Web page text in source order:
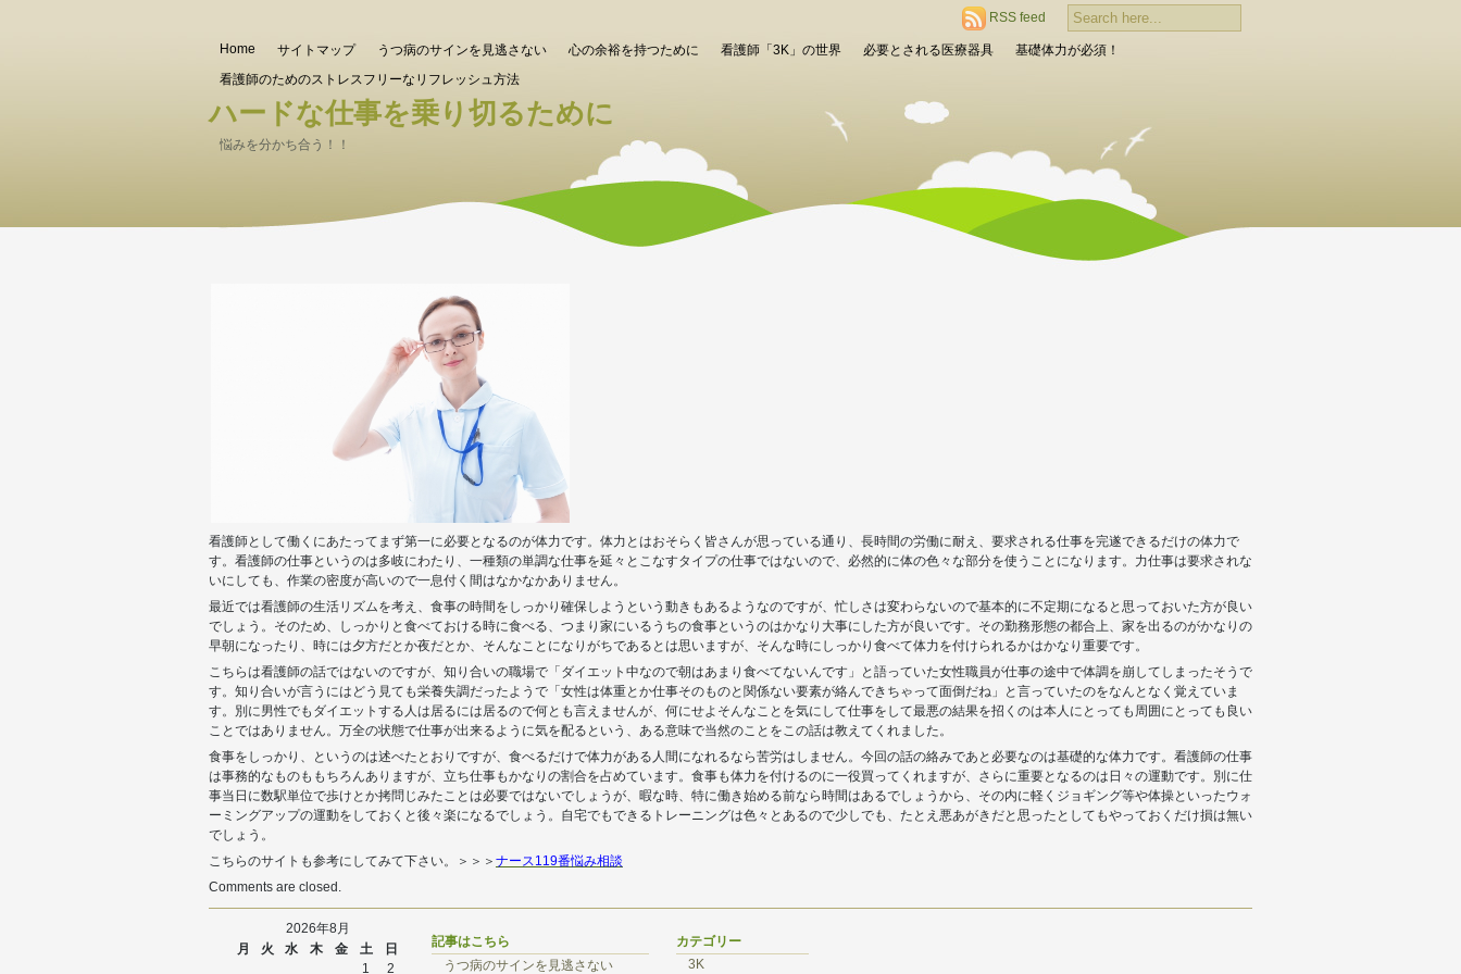
RSS feed
Home サイトマップ うつ病のサインを見逃さない 心の余裕を持つために 看護師「3K」の世界 必要とされる医療器具
基礎体力が必須！
看護師のためのストレスフリーなリフレッシュ方法
ハードな仕事を乗り切るために
悩みを分かち合う！！
看護師として働くにあたってまず第一に必要となるのが体力です。体力とはおそらく皆さんが思っている通り、長時間の労働に耐え、要求される仕事を完遂できるだけの体力で
す。看護師の仕事というのは多岐にわたり、一種類の単調な仕事を延々とこなすタイプの仕事ではないので、必然的に体の色々な部分を使うことになります。力仕事は要求されな
いにしても、作業の密度が高いので一息付く間はなかなかありません。
最近では看護師の生活リズムを考え、食事の時間をしっかり確保しようという動きもあるようなのですが、忙しさは変わらないので基本的に不定期になると思っておいた方が良い
でしょう。そのため、しっかりと食べておける時に食べる、つまり家にいるうちの食事というのはかなり大事にした方が良いです。その勤務形態の都合上、家を出るのがかなりの
早朝になったり、時には夕方だとか夜だとか、そんなことになりがちであるとは思いますが、そんな時にしっかり食べて体力を付けられるかはかなり重要です。
こちらは看護師の話ではないのですが、知り合いの職場で「ダイエット中なので朝はあまり食べてないんです」と語っていた女性職員が仕事の途中で体調を崩してしまったそうで
す。知り合いが言うにはどう見ても栄養失調だったようで「女性は体重とか仕事そのものと関係ない要素が絡んできちゃって面倒だね」と言っていたのをなんとなく覚えていま
す。別に男性でもダイエットする人は居るには居るので何とも言えませんが、何にせよそんなことを気にして仕事をして最悪の結果を招くのは本人にとっても周囲にとっても良い
ことではありません。万全の状態で仕事が出来るように気を配るという、ある意味で当然のことをこの話は教えてくれました。
食事をしっかり、というのは述べたとおりですが、食べるだけで体力がある人間になれるなら苦労はしません。今回の話の絡みであと必要なのは基礎的な体力です。看護師の仕事
は事務的なものももちろんありますが、立ち仕事もかなりの割合を占めています。食事も体力を付けるのに一役買ってくれますが、さらに重要となるのは日々の運動です。別に仕
事当日に数駅単位で歩けとか拷問じみたことは必要ではないでしょうが、暇な時、特に働き始める前なら時間はあるでしょうから、その内に軽くジョギング等や体操といったウォ
ーミングアップの運動をしておくと後々楽になるでしょう。自宅でもできるトレーニングは色々とあるので少しでも、たとえ悪あがきだと思ったとしてもやっておくだけ損は無い
でしょう。
こちらのサイトも参考にしてみて下さい。＞＞＞ ナース119番悩み相談
Comments are closed.
2026年8月
月
火 水 木 金 土
日
1
2
記事はこちら
うつ病のサインを見逃さない
カテゴリー
3K